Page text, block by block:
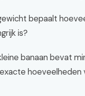
bepaalt
is?
banaan bevat
hoeveelheden